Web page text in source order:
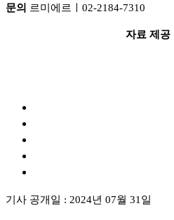
문의 르미에르ㅣ02-2184-7310
자료 제공
기사 공개일 : 2024년 07월 31일